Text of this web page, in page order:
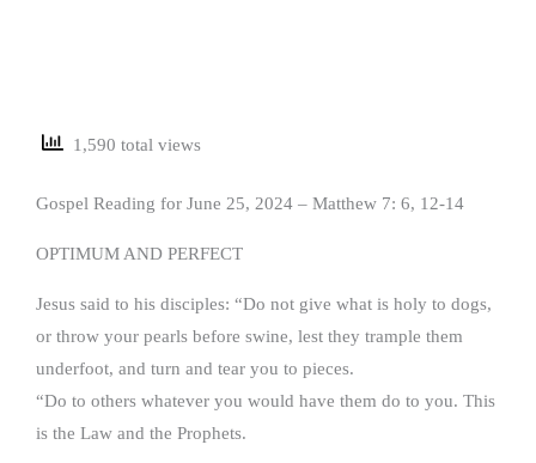
1,590 total views
Gospel Reading for June 25, 2024 – Matthew 7: 6, 12-14
OPTIMUM AND PERFECT
Jesus said to his disciples: “Do not give what is holy to dogs,
or throw your pearls before swine, lest they trample them
underfoot, and turn and tear you to pieces.
“Do to others whatever you would have them do to you. This
is the Law and the Prophets.